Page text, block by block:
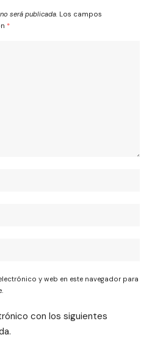
será publicada. Los campos
*
y web en este navegador para
con los siguientes